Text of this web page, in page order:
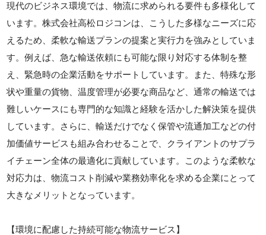
現代のビジネス環境では、物流に求められる要件も多様化して
います。株式会社高松ロジコンは、こうした多様なニーズに応
えるため、柔軟な輸送プランの提案と実行力を強みとしていま
す。例えば、急な輸送依頼にも可能な限り対応する体制を整
え、緊急時の企業活動をサポートしています。また、特殊な形
状や重量の貨物、温度管理が必要な商品など、通常の輸送では
難しいケースにも専門的な知識と経験を活かした解決策を提供
しています。さらに、輸送だけでなく保管や流通加工などの付
加価値サービスも組み合わせることで、クライアントのサプラ
イチェーン全体の最適化に貢献しています。このような柔軟な
対応力は、物流コスト削減や業務効率化を求める企業にとって
大きなメリットとなっています。
【環境に配慮した持続可能な物流サービス】